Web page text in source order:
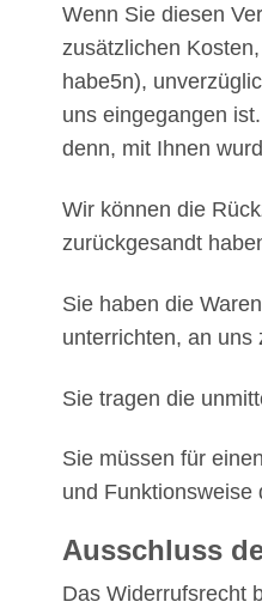
Wenn Sie diesen
zusätzlichen
habe5n),
uns eingegangen
denn, mit Ihnen
Wir können die
zurückgesandt
Sie haben die
unterrichten, an uns
Sie tragen die
Sie müssen für
und Funktionsweise
Ausschluss
Das Widerrufsrecht